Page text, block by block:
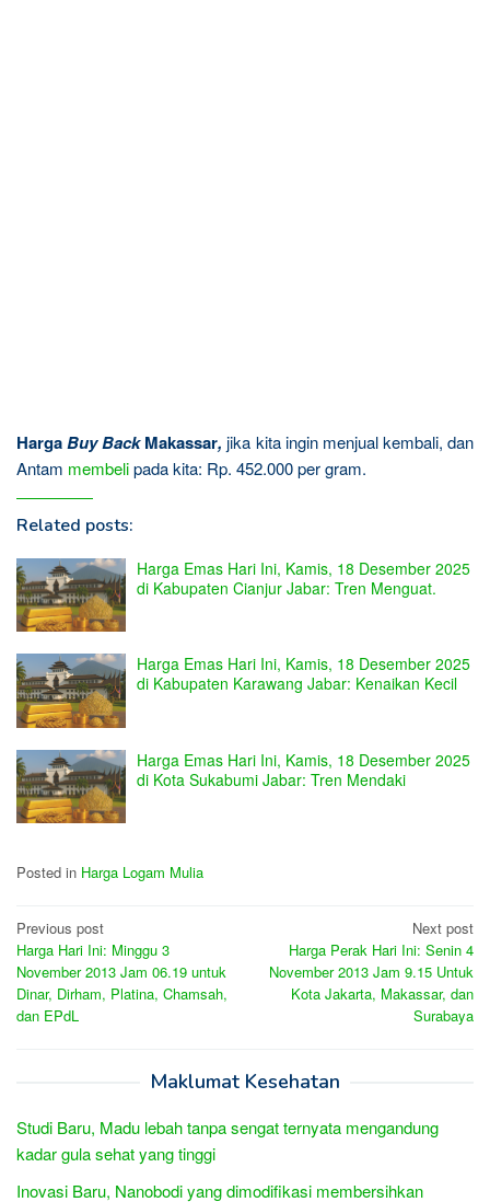
HargaBuy BackMakassar, jika kita ingin menjual kembali, dan
Antam membelipada kita: Rp. 452.000 per gram.
Related posts:
Harga Emas Hari Ini, Kamis, 18 Desember 2025
di Kabupaten Cianjur Jabar: Tren Menguat.
Harga Emas Hari Ini, Kamis, 18 Desember 2025
di Kabupaten Karawang Jabar: Kenaikan Kecil
Harga Emas Hari Ini, Kamis, 18 Desember 2025
di Kota Sukabumi Jabar: Tren Mendaki
Posted in Harga Logam Mulia
Post
navigation
Previous post
Harga Hari Ini: Minggu 3
November 2013 Jam 06.19 untuk
Dinar, Dirham, Platina, Chamsah,
dan EPdL
Next post
Harga Perak Hari Ini: Senin 4
November 2013 Jam 9.15 Untuk
Kota Jakarta, Makassar, dan
Surabaya
Maklumat Kesehatan
Studi Baru, Madu lebah tanpa sengat ternyata mengandung
kadar gula sehat yang tinggi
Inovasi Baru, Nanobodi yang dimodifikasi membersihkan